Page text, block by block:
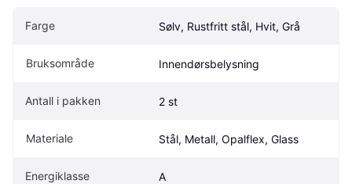
Farge Sølv, Rustfritt stål, Hvit, Grå
Bruksområde Innendørsbelysning
Antall i pakken 2 st
Materiale Stål, Metall, Opalflex, Glass
Energiklasse A